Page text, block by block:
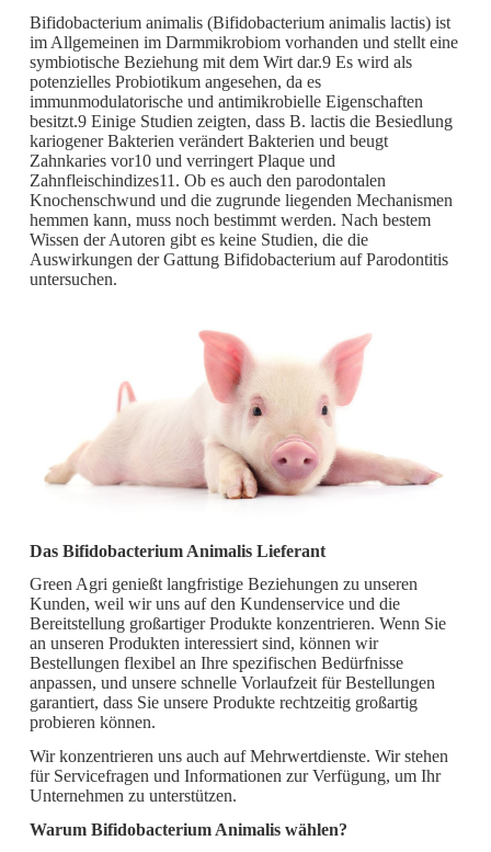
Bifidobacterium animalis (Bifidobacterium animalis lactis) ist
im Allgemeinen im Darmmikrobiom vorhanden und stellt eine
symbiotische Beziehung mit dem Wirt dar.9 Es wird als
potenzielles Probiotikum angesehen, da es
immunmodulatorische und antimikrobielle Eigenschaften
besitzt.9 Einige Studien zeigten, dass B. lactis die Besiedlung
kariogener Bakterien verändert Bakterien und beugt
Zahnkaries vor10 und verringert Plaque und
Zahnfleischindizes11. Ob es auch den parodontalen
Knochenschwund und die zugrunde liegenden Mechanismen
hemmen kann, muss noch bestimmt werden. Nach bestem
Wissen der Autoren gibt es keine Studien, die die
Auswirkungen der Gattung Bifidobacterium auf Parodontitis
untersuchen.
Das Bifidobacterium Animalis Lieferant
Green Agri genießt langfristige Beziehungen zu unseren
Kunden, weil wir uns auf den Kundenservice und die
Bereitstellung großartiger Produkte konzentrieren. Wenn Sie
an unseren Produkten interessiert sind, können wir
Bestellungen flexibel an Ihre spezifischen Bedürfnisse
anpassen, und unsere schnelle Vorlaufzeit für Bestellungen
garantiert, dass Sie unsere Produkte rechtzeitig großartig
probieren können.
Wir konzentrieren uns auch auf Mehrwertdienste. Wir stehen
für Servicefragen und Informationen zur Verfügung, um Ihr
Unternehmen zu unterstützen.
Warum Bifidobacterium Animalis wählen?